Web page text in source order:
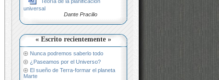
universal
Dante Pracilio
« Escrito recientemente »
Nunca podremos saberlo todo
¿Paseamos por el Universo?
El sueño de Terra-formar el planeta
Marte